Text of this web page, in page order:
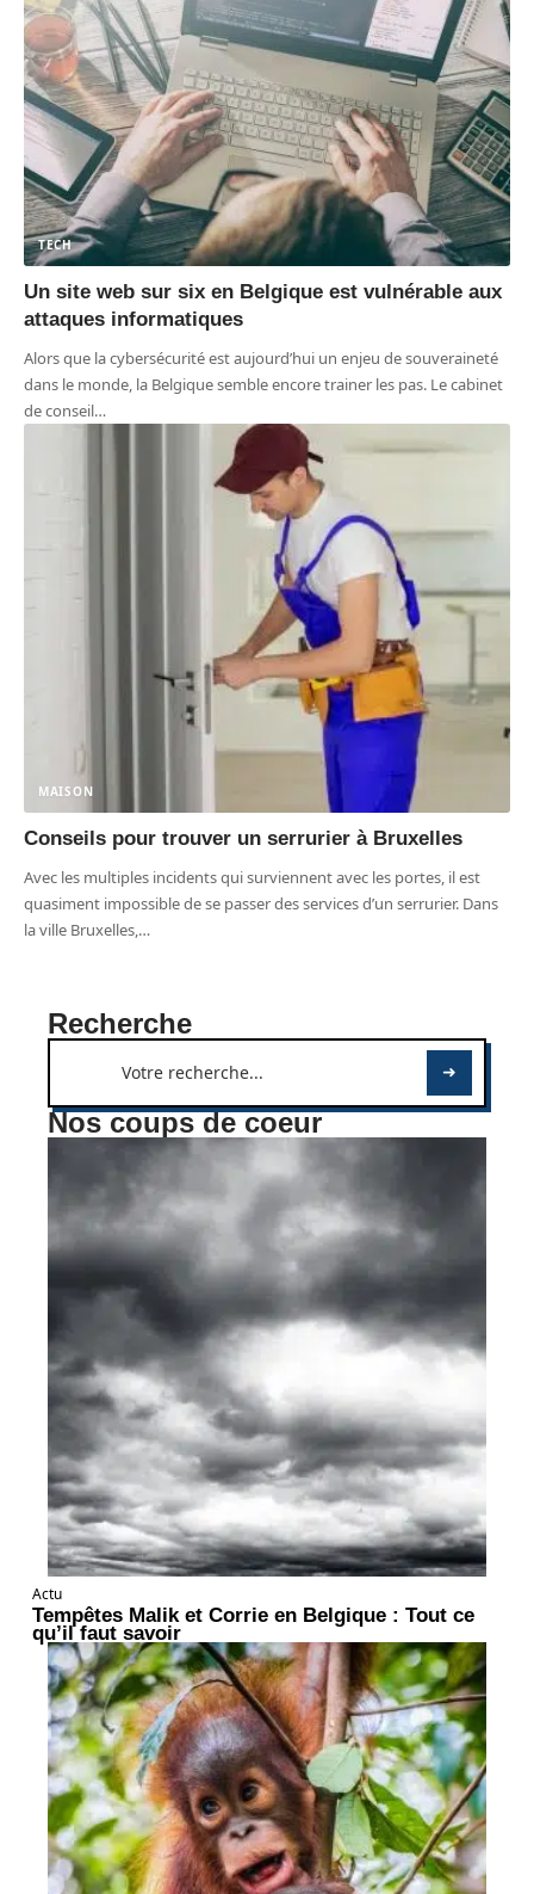
TECH
Un site web sur six en Belgique est vulnérable aux
attaques informatiques
Alors que la cybersécurité est aujourd’hui un enjeu de souveraineté
dans le monde, la Belgique semble encore trainer les pas. Le cabinet
de conseil…
MAISON
Conseils pour trouver un serrurier à Bruxelles
Avec les multiples incidents qui surviennent avec les portes, il est
quasiment impossible de se passer des services d’un serrurier. Dans
la ville Bruxelles,…
Recherche
Nos coups de coeur
Actu
Tempêtes Malik et Corrie en Belgique : Tout ce
qu’il faut savoir